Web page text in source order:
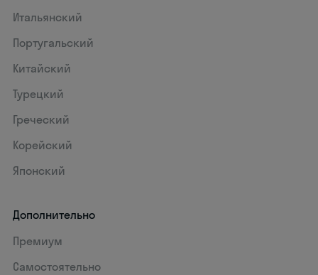
Итальянский
Португальский
Китайский
Турецкий
Греческий
Корейский
Японский
Дополнительно
Премиум
Самостоятельно